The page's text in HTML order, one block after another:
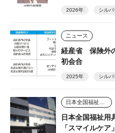
2026年 シル
ニュース
経産省 保険外
初会合
2025年 シル
日本全国福祉
「スマイルケ